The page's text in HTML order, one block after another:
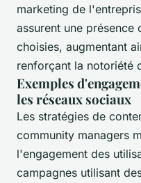
marketing de
assurent une présence
choisies, augmentant
renforçant la notoriété
Exemples
les réseaux sociaux
Les stratégies de
community managers
l'engagement des
campagnes utilisant